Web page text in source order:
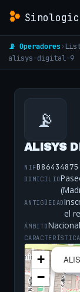
Sinologic
📡 Operadores›
alisys-digital-9
📡
ALISYS
NIFB86434875
DOMICILIO
ANTIGÜEDAD
el
ÁMBITONacional
+
−